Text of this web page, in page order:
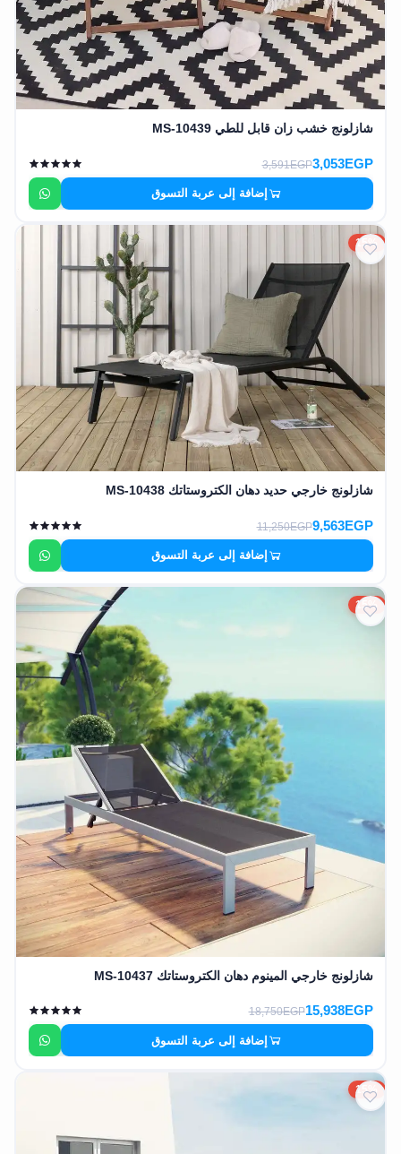
شازلونج خشب زان قابل للطي MS-10439
3,053EGP
3,591EGP
إضافة إلى عربة التسوق
15%
شازلونج خارجي حديد دهان الكتروستاتك MS-10438
9,563EGP
11,250EGP
إضافة إلى عربة التسوق
15%
شازلونج خارجي المينوم دهان الكتروستاتك MS-10437
15,938EGP
18,750EGP
إضافة إلى عربة التسوق
15%